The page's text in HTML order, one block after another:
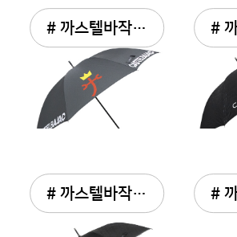
# 까스텔바작 빅로고 70 ...
# 까스텔바작 원형 로고플...